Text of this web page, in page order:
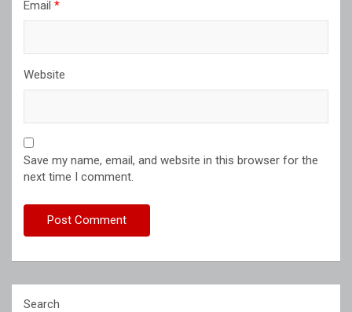
Email *
Website
Save my name, email, and website in this browser for the
next time I comment.
Search